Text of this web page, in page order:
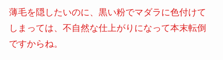
薄毛を隠したいのに、黒い粉でマダラに色付けて
しまっては、不自然な仕上がりになって本末転倒
ですからね。